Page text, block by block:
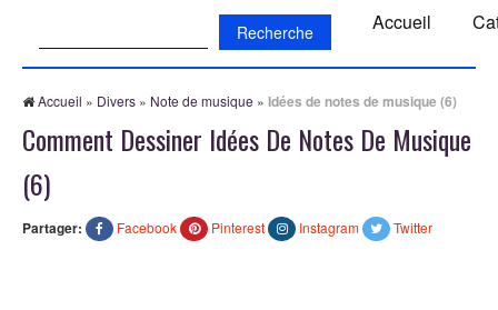
Accueil
Accueil » Divers » Note de musique » Idées de notes de musique (6)
Comment Dessiner Idées De Notes De Musique
(6)
Partager: Facebook Pinterest Instagram Twitter